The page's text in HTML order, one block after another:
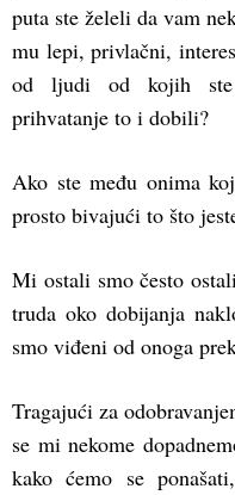
puta ste želeli da vam
mu lepi, privlačni,
od ljudi od kojih ste
prihvatanje to i dobili?
Ako ste među onima
prosto bivajući to što
Mi ostali smo često
truda oko dobijanja
smo viđeni od onoga
Tragajući za
se mi nekome
kako ćemo se